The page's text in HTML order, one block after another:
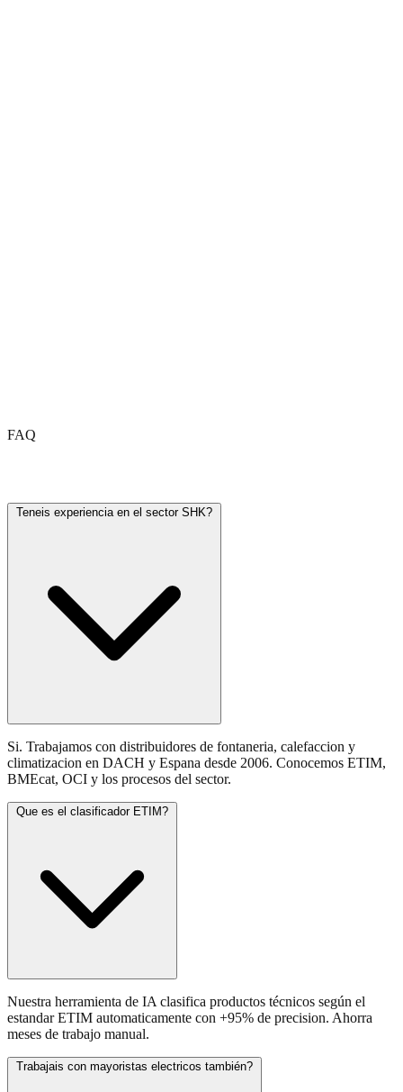
FAQ
Teneis experiencia en el sector SHK?
Si. Trabajamos con distribuidores de fontaneria, calefaccion y
climatizacion en DACH y Espana desde 2006. Conocemos ETIM,
BMEcat, OCI y los procesos del sector.
Que es el clasificador ETIM?
Nuestra herramienta de IA clasifica productos técnicos según el
estandar ETIM automaticamente con +95% de precision. Ahorra
meses de trabajo manual.
Trabajais con mayoristas electricos también?